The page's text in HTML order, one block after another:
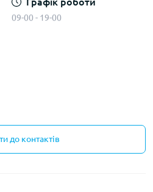
09-00 - 19-00
до контактів